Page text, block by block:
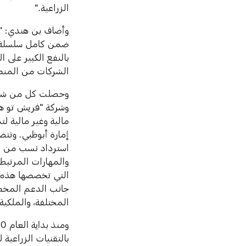
الزراعية."
وأضاف بن هندي:
ضمن كامل سلسلة
بالنفع الكبير
الشركات من
وحصلت كل من
وشركة "فريش تو
مالية وغير مالية
إمارة أبوظبي.
استرداد نسب من
والمهارات
التي تخصصها هذه
جانب الدعم
المختلفة،
بالتقنيات